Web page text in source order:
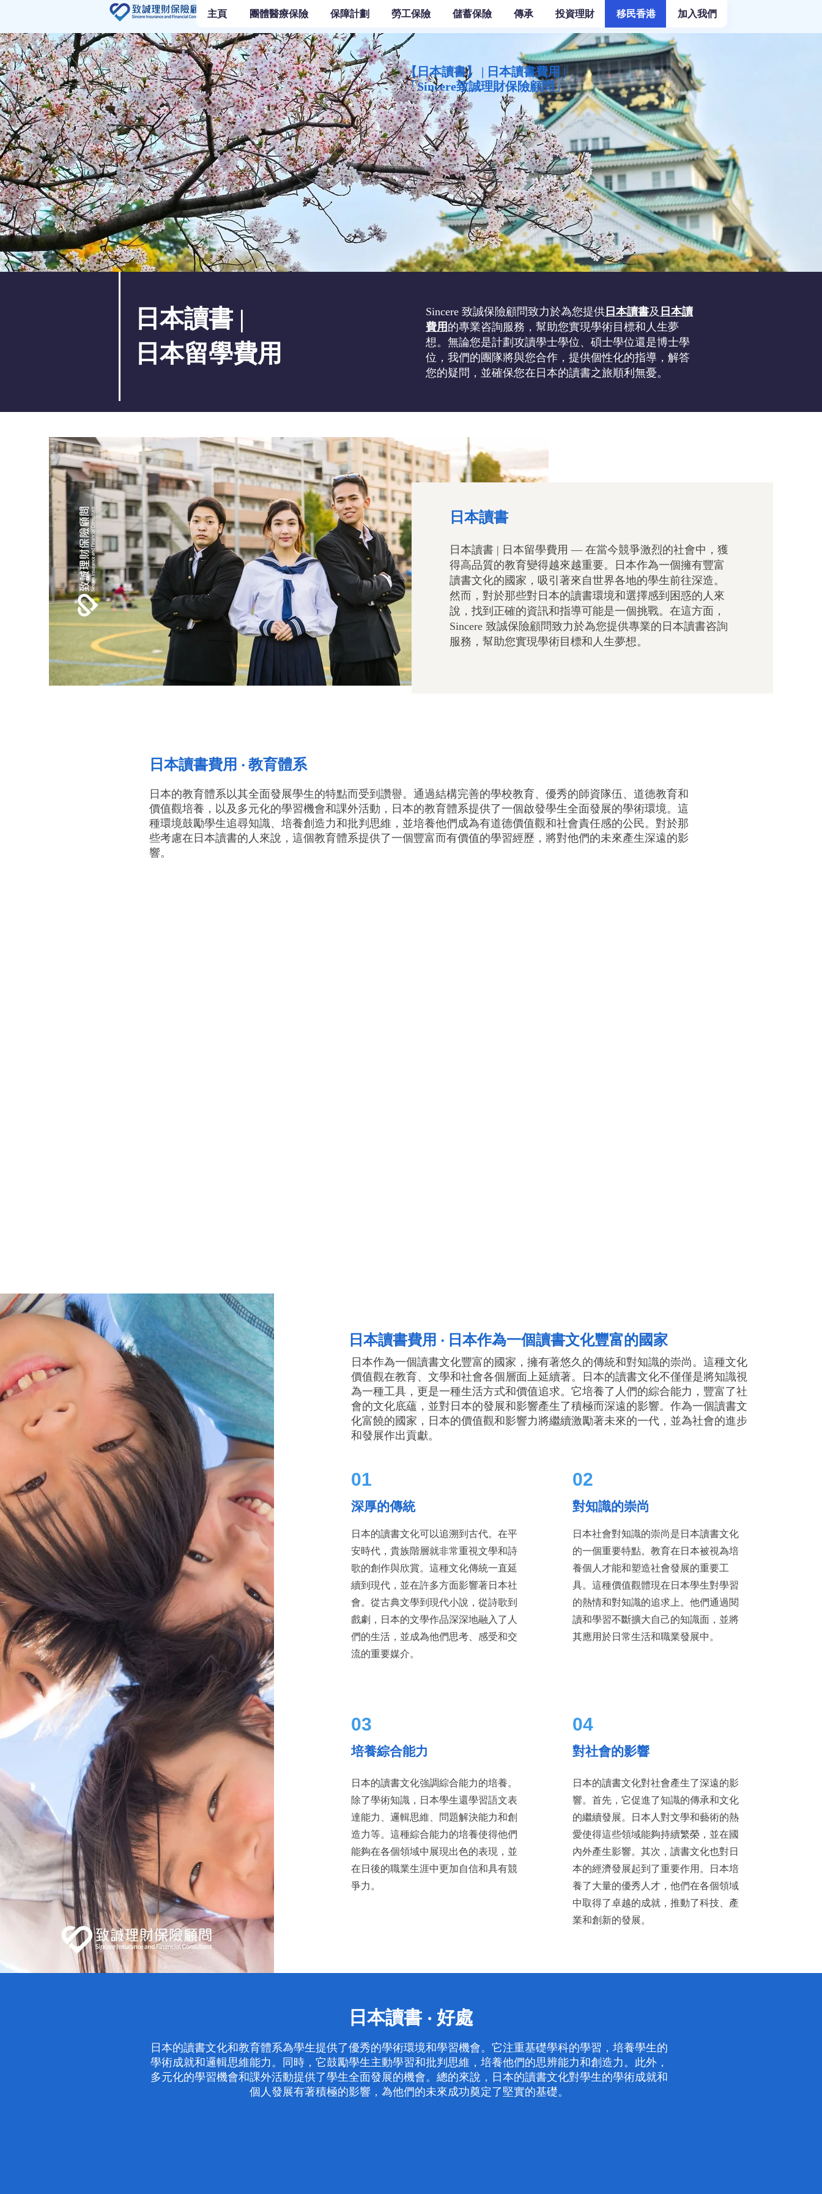
主頁 團體醫療保險 保障計劃 勞工保險 儲蓄保險 傳承 投資理財 移民香港 加入我們
【日本讀書】 | 日本讀書費用 |
「Sincere致誠理財保險顧問」
日本讀書 |
日本留學費用
Sincere 致誠保險顧問致力於為您提供日本讀書及 日本讀
費用 的專業咨詢服務，幫助您實現學術目標和人生夢
想。無論您是計劃攻讀學士學位、碩士學位還是博士學
位，我們的團隊將與您合作，提供個性化的指導，解答
您的疑問，並確保您在日本的讀書之旅順利無憂。
日本讀書
日本讀書 | 日本留學費用 — 在當今競爭激烈的社會中，獲
得高品質的教育變得越來越重要。日本作為一個擁有豐富
讀書文化的國家，吸引著來自世界各地的學生前往深造。
然而，對於那些對日本的讀書環境和選擇感到困惑的人來
說，找到正確的資訊和指導可能是一個挑戰。在這方面，
Sincere 致誠保險顧問致力於為您提供專業的日本讀書咨詢
服務，幫助您實現學術目標和人生夢想。
日本讀書費用 ‧ 教育體系
日本的教育體系以其全面發展學生的特點而受到讚譽。通過結構完善的學校教育、優秀的師資隊伍、道德教育和
價值觀培養，以及多元化的學習機會和課外活動，日本的教育體系提供了一個啟發學生全面發展的學術環境。這
種環境鼓勵學生追尋知識、培養創造力和批判思維，並培養他們成為有道德價值觀和社會責任感的公民。對於那
些考慮在日本讀書的人來說，這個教育體系提供了一個豐富而有價值的學習經歷，將對他們的未來產生深遠的影
響。
日本讀書費用 ‧ 日本作為一個讀書文化豐富的國家
日本作為一個讀書文化豐富的國家，擁有著悠久的傳統和對知識的崇尚。這種文化
價值觀在教育、文學和社會各個層面上延續著。日本的讀書文化不僅僅是將知識視
為一種工具，更是一種生活方式和價值追求。它培養了人們的綜合能力，豐富了社
會的文化底蘊，並對日本的發展和影響產生了積極而深遠的影響。作為一個讀書文
化富饒的國家，日本的價值觀和影響力將繼續激勵著未來的一代，並為社會的進步
和發展作出貢獻。
01
深厚的傳統
日本的讀書文化可以追溯到古代。在平
安時代，貴族階層就非常重視文學和詩
歌的創作與欣賞。這種文化傳統一直延
續到現代，並在許多方面影響著日本社
會。從古典文學到現代小說，從詩歌到
戲劇，日本的文學作品深深地融入了人
們的生活，並成為他們思考、感受和交
流的重要媒介。
02
對知識的崇尚
日本社會對知識的崇尚是日本讀書文化
的一個重要特點。教育在日本被視為培
養個人才能和塑造社會發展的重要工
具。這種價值觀體現在日本學生對學習
的熱情和對知識的追求上。他們通過閱
讀和學習不斷擴大自己的知識面，並將
其應用於日常生活和職業發展中。
03
培養綜合能力
日本的讀書文化強調綜合能力的培養。
除了學術知識，日本學生還學習語文表
達能力、邏輯思維、問題解決能力和創
造力等。這種綜合能力的培養使得他們
能夠在各個領域中展現出色的表現，並
在日後的職業生涯中更加自信和具有競
爭力。
04
對社會的影響
日本的讀書文化對社會產生了深遠的影
響。首先，它促進了知識的傳承和文化
的繼續發展。日本人對文學和藝術的熱
愛使得這些領域能夠持續繁榮，並在國
內外產生影響。其次，讀書文化也對日
本的經濟發展起到了重要作用。日本培
養了大量的優秀人才，他們在各個領域
中取得了卓越的成就，推動了科技、產
業和創新的發展。
日本讀書 ‧ 好處
日本的讀書文化和教育體系為學生提供了優秀的學術環境和學習機會。它注重基礎學科的學習，培養學生的
學術成就和邏輯思維能力。同時，它鼓勵學生主動學習和批判思維，培養他們的思辨能力和創造力。此外，
多元化的學習機會和課外活動提供了學生全面發展的機會。總的來說，日本的讀書文化對學生的學術成就和
個人發展有著積極的影響，為他們的未來成功奠定了堅實的基礎。